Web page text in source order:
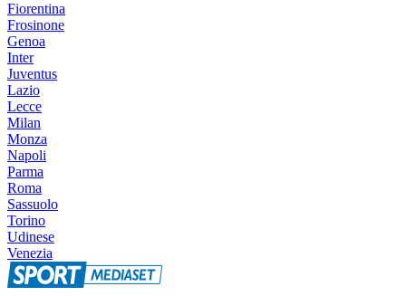
Fiorentina
Frosinone
Genoa
Inter
Juventus
Lazio
Lecce
Milan
Monza
Napoli
Parma
Roma
Sassuolo
Torino
Udinese
Venezia